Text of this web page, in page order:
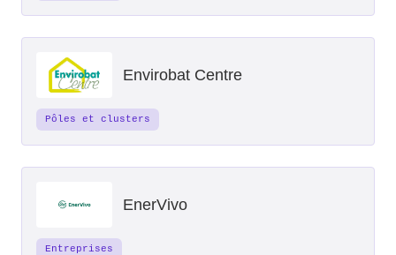
Envirobat Centre
Pôles et clusters
EnerVivo
Entreprises